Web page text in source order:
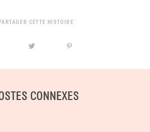
PARTAGER CETTE HISTOIRE
CONNEXES